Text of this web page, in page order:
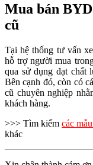
Mua bán
cũ
Tại hệ thống tư vấn
hỗ trợ người mua
qua sử dụng đạt chất
Bên cạnh đó, còn có
cũ chuyên nghiệp
khách hàng.
>>> Tìm kiếmcác
khác